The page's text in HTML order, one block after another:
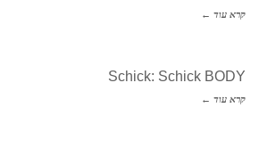
קרא עוד ←
Schick: Schick BODY
קרא עוד ←